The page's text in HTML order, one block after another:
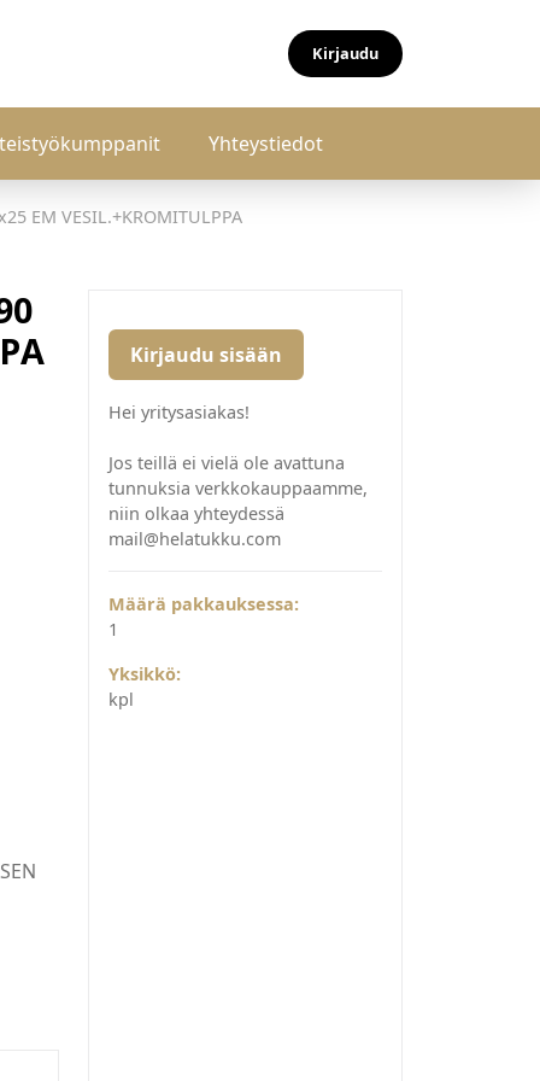
Kirjaudu
Yhteystiedot
EM VESIL.+KROMITULPPA
Kirjaudu sisään
Hei yritysasiakas!
Jos teillä ei vielä ole avattuna
tunnuksia verkkokauppaamme,
niin olkaa yhteydessä
mail@helatukku.com
Määrä pakkauksessa:
1
Yksikkö:
kpl